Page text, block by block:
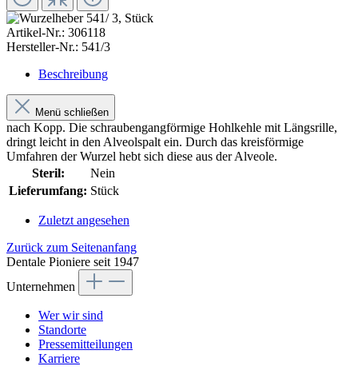
Artikel-Nr.: 306118
Hersteller-Nr.: 541/3
Beschreibung
Menü schließen
nach Kopp. Die schraubengangförmige Hohlkehle mit Längsrille,
dringt leicht in den Alveolspalt ein. Durch das kreisförmige
Umfahren der Wurzel hebt sich diese aus der Alveole.
Steril:
Nein
Lieferumfang: Stück
Zuletzt angesehen
Zurück zum Seitenanfang
Dentale Pioniere seit 1947
Unternehmen
Wer wir sind
Standorte
Pressemitteilungen
Karriere